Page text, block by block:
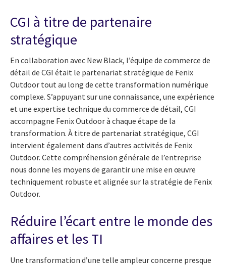
CGI à titre de partenaire
stratégique
En collaboration avec New Black, l’équipe de commerce de
détail de CGI était le partenariat stratégique de Fenix
Outdoor tout au long de cette transformation numérique
complexe. S’appuyant sur une connaissance, une expérience
et une expertise technique du commerce de détail, CGI
accompagne Fenix Outdoor à chaque étape de la
transformation. À titre de partenariat stratégique, CGI
intervient également dans d’autres activités de Fenix
Outdoor. Cette compréhension générale de l’entreprise
nous donne les moyens de garantir une mise en œuvre
techniquement robuste et alignée sur la stratégie de Fenix
Outdoor.
Réduire l’écart entre le monde des
affaires et les TI
Une transformation d’une telle ampleur concerne presque